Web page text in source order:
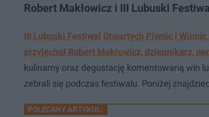
Robert Makłowicz i III Lubuski
III Lubuski Festiwal Otwartych Piwnic i
przyjechał Robert Makłowicz, dziennikarz,
kulinarny oraz degustację komentowaną win
zebrali się podczas festiwalu. Poniżej
POLECANY ARTYKUŁ: